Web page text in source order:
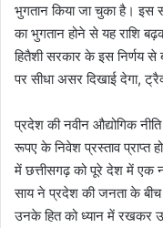
भुगतान किया जा चुका है। इस
का भुगतान होने से यह राशि
हितैशी सरकार के इस निर्णय से
पर सीधा असर दिखाई देगा,
प्रदेश की नवीन औद्योगिक
रूपए के निवेश प्रस्ताव प्राप्त
में छत्तीसगढ़ को पूरे देश में एक
साय ने प्रदेश की जनता के
उनके हित को ध्यान में रखकर